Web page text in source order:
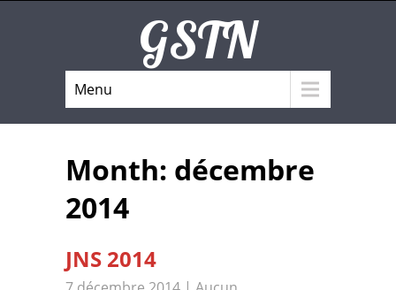
GSTN
Menu
Month: décembre
2014
JNS 2014